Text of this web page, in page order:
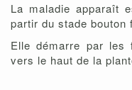
La maladie apparaît
partir du stade bouton
Elle démarre par les
vers le haut de la